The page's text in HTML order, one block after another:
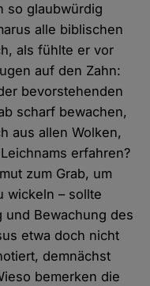
so glaubwürdig
alle biblischen
als fühlte er vor
auf den Zahn:
bevorstehenden
scharf bewachen,
aus allen Wolken,
erfahren?
zum Grab, um
wickeln – sollte
und Bewachung des
etwa doch nicht
demnächst
bemerken die